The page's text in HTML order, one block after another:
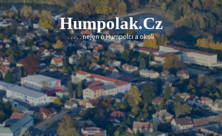
Skip
to
content
Humpolak.cz
. . . . . nejen o Humpolci a okolí